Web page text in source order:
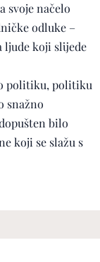
svoje načelo
odluke –
ljude koji slijede
politiku, politiku
snažno
bilo
koji se slažu s